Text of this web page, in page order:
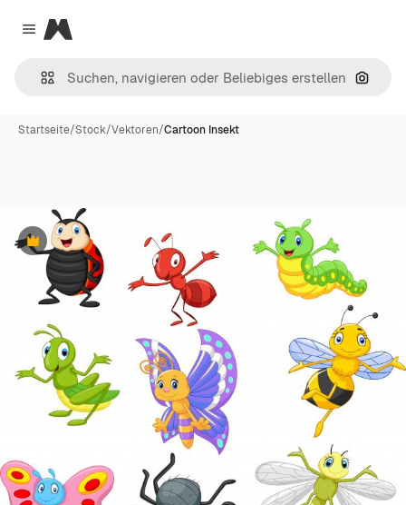
Close menu
Magnific
Nach
Startseite/Stock/Vektoren/Cartoon Insekt
Premium